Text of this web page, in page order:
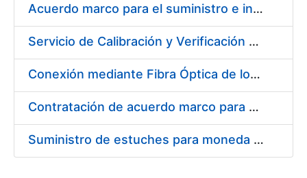
Acuerdo marco para el suministro e instalación de persianas, estores y otros complementos
Servicio de Calibración y Verificación Externa de los Equipos de Medición del Servicio de Prevención de la FNMT-RCM
Conexión mediante Fibra Óptica de los Centros de Proceso de Datos (CPDs) de las sedes de la FNMT-RCM de Burgos y Madrid
Contratación de acuerdo marco para el Suministro de Material de Electricidad para la Fábrica Nacional de Moneda y Timbre-Real Casa de la Moneda en su centro de trabajo de Burgos
Suministro de estuches para moneda de 30 €